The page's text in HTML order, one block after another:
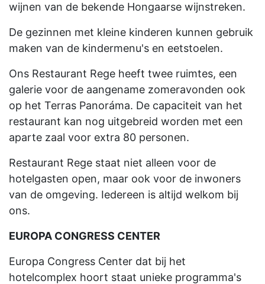
wijnen van de bekende Hongaarse wijnstreken.
De gezinnen met kleine kinderen kunnen gebruik
maken van de kindermenu's en eetstoelen.
Ons Restaurant Rege heeft twee ruimtes, een
galerie voor de aangename zomeravonden ook
op het Terras Panoráma. De capaciteit van het
restaurant kan nog uitgebreid worden met een
aparte zaal voor extra 80 personen.
Restaurant Rege staat niet alleen voor de
hotelgasten open, maar ook voor de inwoners
van de omgeving. Iedereen is altijd welkom bij
ons.
EUROPA CONGRESS CENTER
Europa Congress Center dat bij het
hotelcomplex hoort staat unieke programma's